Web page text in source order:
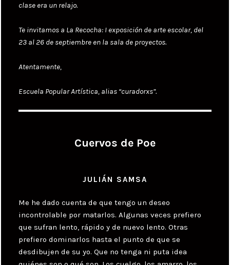
clase era un relajo.
Te invitamos a La Recocha: I exposición de arte escolar, del
23 al 26 de septiembre en la sala de proyectos.
Atentamente,
Escuela Popular Artística, alias “curadorxs”.
Cuervos de Poe
JULIÁN SAMSA
Me he dado cuenta de que tengo un deseo
incontrolable por matarlos. Algunas veces prefiero
que sufran lento, rápido y de nuevo lento. Otras
prefiero dominarlos hasta el punto de que se
desdibujen de su yo. Que no tenga ni puta idea